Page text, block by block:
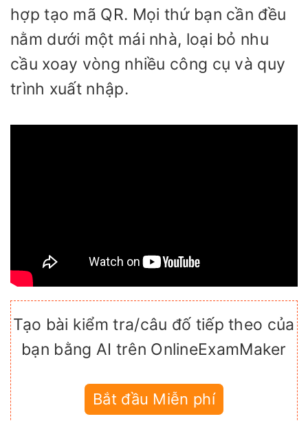
hợp tạo mã QR. Mọi thứ bạn cần đều
nằm dưới một mái nhà, loại bỏ nhu
cầu xoay vòng nhiều công cụ và quy
trình xuất nhập.
Tạo bài kiểm tra/câu đố tiếp theo của
bạn bằng AI trên OnlineExamMaker
Bắt đầu Miễn phí